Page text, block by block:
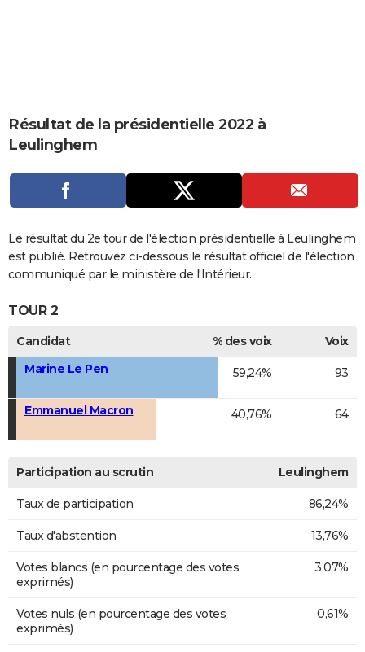
CARTE DE VOEUX
Carte de Noël
Carte Bonne année
Carte Saint-Valentin
Carte Pâques
Carte d'anniversaire
DICTIONNAIRE
Dictionnaire
Biographies
Expressions
Proverbes
PROGRAMME TV
S'inscrire
Se connecter
Lycées
Collèges
Primaires
Universités
Entreprises
Service militaire
Avis de recherche
AVIS DE DÉCÈS
Bricolage
Lifestyle
Culture
Sport
Auto
Television
Voyage
Cinema
Résultat de la présidentielle 2022 à
Leulinghem
Le résultat du 2e tour de l'élection présidentielle à Leulinghem
est publié. Retrouvez ci-dessous le résultat officiel de l'élection
communiqué par le ministère de l'Intérieur.
TOUR 2
Candidat % des voix
Voix
Marine Le Pen
59,24% 93
Emmanuel Macron 40,76% 64
Participation au scrutin Leulinghem
Taux de participation 86,24%
Taux d'abstention 13,76%
Votes blancs (en pourcentage des votes
exprimés)
3,07%
Votes nuls (en pourcentage des votes
exprimés)
0,61%